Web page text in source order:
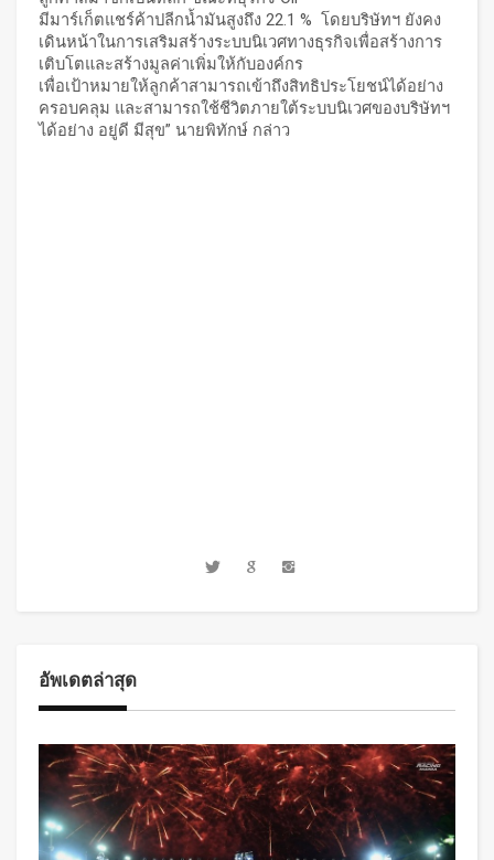
มีมาร์เก็ตแชร์ค้าปลีกน้ำมันสูงถึง 22.1 % โดยบริษัทฯ ยังคง
เดินหน้าในการเสริมสร้างระบบนิเวศทางธุรกิจเพื่อสร้างการ
เติบโตและสร้างมูลค่าเพิ่มให้กับองค์กร
เพื่อเป้าหมายให้ลูกค้าสามารถเข้าถึงสิทธิประโยชน์ได้อย่าง
ครอบคลุม และสามารถใช้ชีวิตภายใต้ระบบนิเวศของบริษัทฯ
ได้อย่าง อยู่ดี มีสุข” นายพิทักษ์ กล่าว
อัพเดตล่าสุด